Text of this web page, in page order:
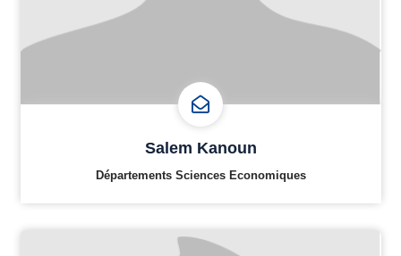
Salem Kanoun
Départements Sciences Economiques